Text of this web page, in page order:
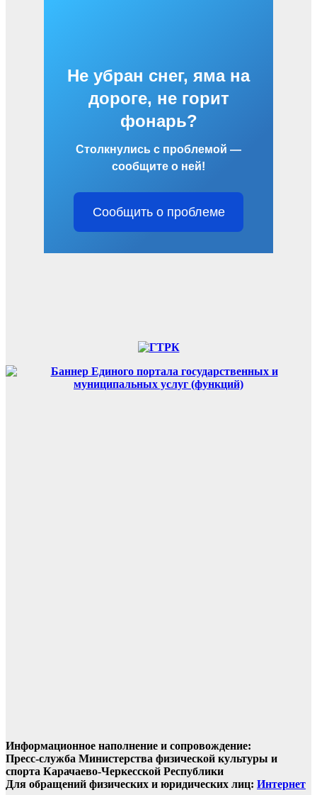
Не убран снег, яма на
дороге, не горит
фонарь?
Столкнулись с проблемой —
сообщите о ней!
Сообщить о проблеме
Информационное наполнение и сопровождение:
Пресс-служба Министерства физической культуры и
спорта Карачаево-Черкесской Республики
Для обращений физических и юридических лиц: Интернет